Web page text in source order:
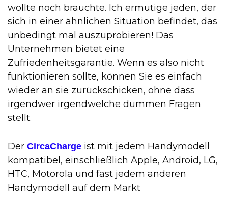
wollte noch brauchte. Ich ermutige jeden, der
sich in einer ähnlichen Situation befindet, das
unbedingt mal auszuprobieren! Das
Unternehmen bietet eine
Zufriedenheitsgarantie. Wenn es also nicht
funktionieren sollte, können Sie es einfach
wieder an sie zurückschicken, ohne dass
irgendwer irgendwelche dummen Fragen
stellt.
Der CircaCharge ist mit jedem Handymodell
kompatibel, einschließlich Apple, Android, LG,
HTC, Motorola und fast jedem anderen
Handymodell auf dem Markt